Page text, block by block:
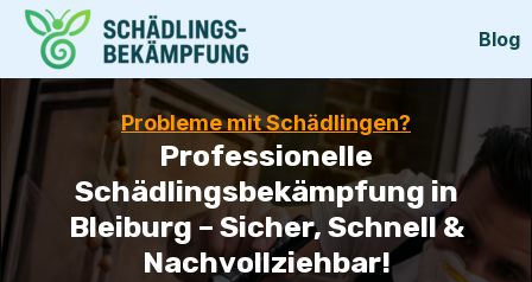
Blog
Probleme mit Schädlingen?
Professionelle
Schädlingsbekämpfung in
Bleiburg – Sicher, Schnell &
Nachvollziehbar!